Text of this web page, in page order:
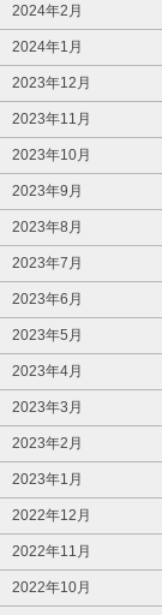
2024年2月
2024年1月
2023年12月
2023年11月
2023年10月
2023年9月
2023年8月
2023年7月
2023年6月
2023年5月
2023年4月
2023年3月
2023年2月
2023年1月
2022年12月
2022年11月
2022年10月